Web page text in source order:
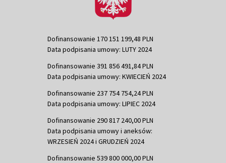
Dofinansowanie 170 151 199,48 PLN
Data podpisania umowy: LUTY 2024
Dofinansowanie 391 856 491,84 PLN
Data podpisania umowy: KWIECIEŃ 2024
Dofinansowanie 237 754 754,24 PLN
Data podpisania umowy: LIPIEC 2024
Dofinansowanie 290 817 240,00 PLN
Data podpisania umowy i aneksów:
WRZESIEŃ 2024 i GRUDZIEŃ 2024
Dofinansowanie 539 800 000,00 PLN